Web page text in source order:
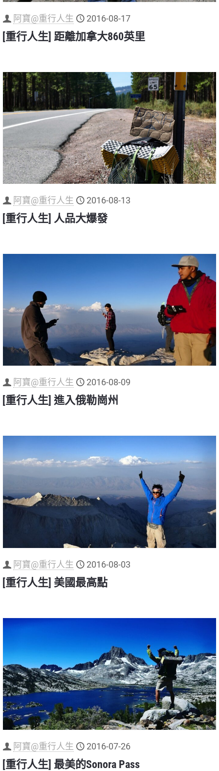
阿寶@重行人生 2016-08-17
[重行人生] 距離加拿大860英里
阿寶@重行人生 2016-08-13
[重行人生] 人品大爆發
阿寶@重行人生 2016-08-09
[重行人生] 進入俄勒崗州
阿寶@重行人生 2016-08-03
[重行人生] 美國最高點
阿寶@重行人生 2016-07-26
[重行人生] 最美的Sonora Pass